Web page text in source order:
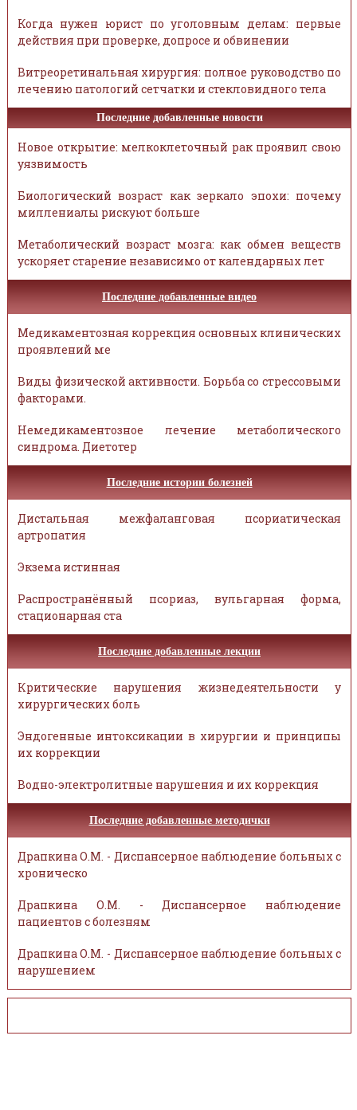
Когда нужен юрист по уголовным делам: первые
действия при проверке, допросе и обвинении
Витреоретинальная хирургия: полное руководство по
лечению патологий сетчатки и стекловидного тела
Последние добавленные новости
Новое открытие: мелкоклеточный рак проявил свою
уязвимость
Биологический возраст как зеркало эпохи: почему
миллениалы рискуют больше
Метаболический возраст мозга: как обмен веществ
ускоряет старение независимо от календарных лет
Последние добавленные видео
Медикаментозная коррекция основных клинических
проявлений ме
Виды физической активности. Борьба со стрессовыми
факторами.
Немедикаментозное лечение метаболического
синдрома. Диетотер
Последние истории болезней
Дистальная межфаланговая псориатическая
артропатия
Экзема истинная
Распространённый псориаз, вульгарная форма,
стационарная ста
Последние добавленные лекции
Критические нарушения жизнедеятельности у
хирургических боль
Эндогенные интоксикации в хирургии и принципы
их коррекции
Водно-электролитные нарушения и их коррекция
Последние добавленные методички
Драпкина О.М. - Диспансерное наблюдение больных с
хроническо
Драпкина О.М. - Диспансерное наблюдение
пациентов с болезням
Драпкина О.М. - Диспансерное наблюдение больных с
нарушением